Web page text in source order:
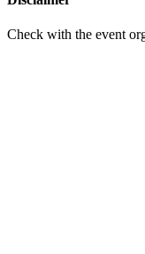
Check with the event